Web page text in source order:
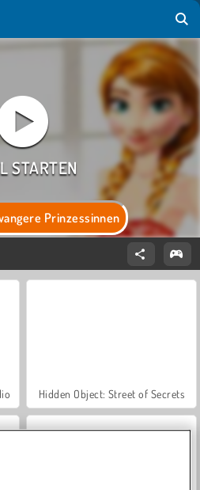
Prinzessinnen
Hidden Object: Street of Secrets